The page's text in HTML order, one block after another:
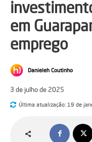
em
emprego
Danieleh Coutinho
3 de julho de 2025
Última atualização: 19 de